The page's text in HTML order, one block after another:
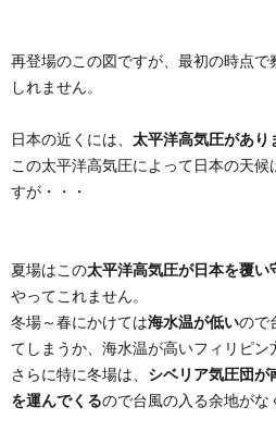
再登場のこの図ですが、最初の時点で
しれません。
日本の近くには、 太平洋高気圧があり
この太平洋高気圧によって日本の天
すが・・・
夏場はこの太平洋高気圧が日本を覆い
やってこれません。
冬場～春にかけては海水温が低いので
てしまうか、海水温が高いフィリピン
さらに特に冬場は、 シベリア気圧団が
を運んでくるので台風の入る余地がな